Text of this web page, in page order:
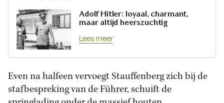
Adolf Hitler: loyaal, charmant,
maar altijd heerszuchtig
Lees meer
Even na halfeen vervoegt Stauffenberg zich bij de
stafbespreking van de Führer, schuift de